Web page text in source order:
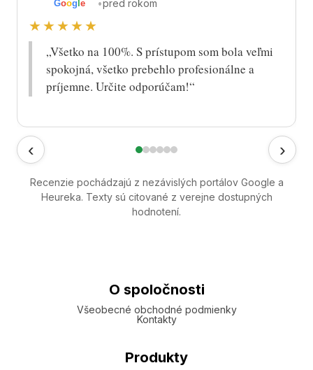
‹
Goog le •pred rokom
★★★★★
„Všetko na 100%. S prístupom som bola veľmi
spokojná, všetko prebehlo profesionálne a
príjemne. Určite odporúčam!“
›
Recenzie pochádzajú z nezávislých portálov Google a
Heureka. Texty sú citované z verejne dostupných
hodnotení.
O spoločnosti
Všeobecné obchodné podmienky
Kontakty
Produkty